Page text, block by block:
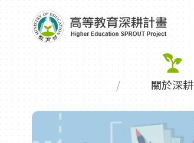
關於深耕